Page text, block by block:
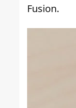
Fusion.